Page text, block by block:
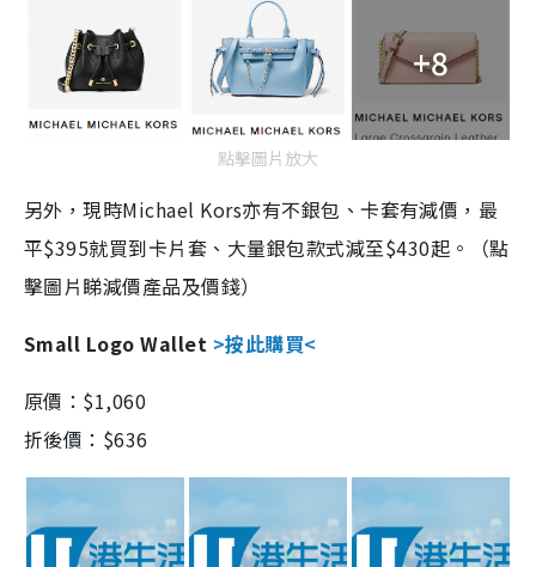
+8
點擊圖片放大
另外，現時Michael Kors亦有不銀包、卡套有減價，最
平$395就買到卡片套、大量銀包款式減至$430起。（點
擊圖片睇減價產品及價錢）
Small Logo Wallet >按此購買<
原價： $1,060
折後價：$636